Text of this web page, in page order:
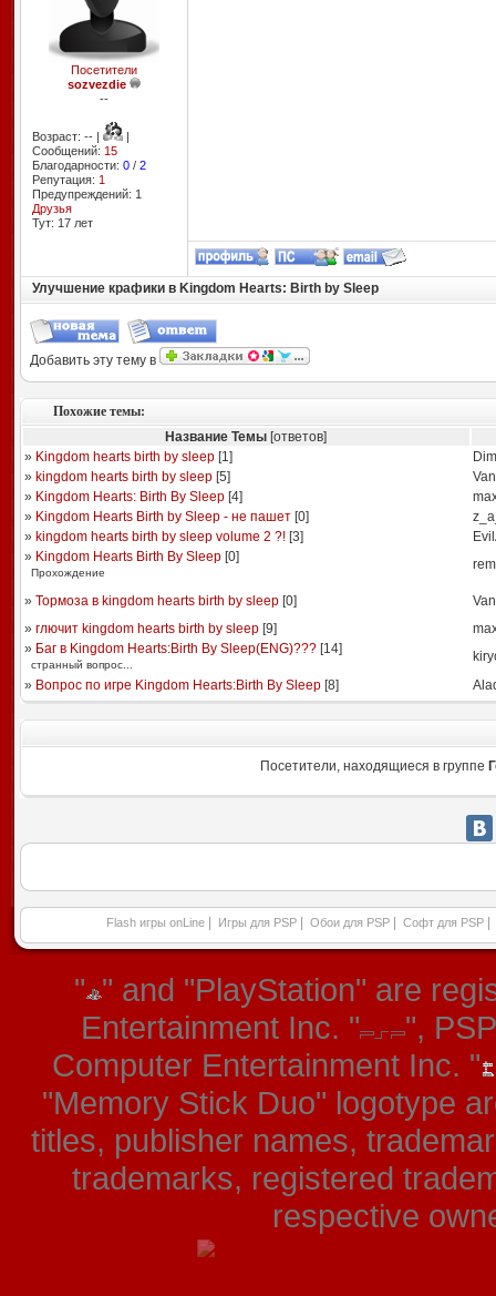
Посетители
sozvezdie
--
Возраст: -- |
|
Сообщений: 15
Благодарности: 0/ 2
Репутация: 1
Предупреждений: 1
Друзья
Тут: 17 лет
Улучшение крафики в Kingdom Hearts: Birth by Sleep
Добавить эту тему в
Похожие темы:
Название Темы [ответов]
» Kingdom hearts birth by sleep[1]
» kingdom hearts birth by sleep[5]
» Kingdom Hearts: Birth By Sleep[4]
» Kingdom Hearts Birth by Sleep - не пашет[0]
» kingdom hearts birth by sleep volume 2 ?![3]
» Kingdom Hearts Birth By Sleep[0]
Прохождение
» Тормоза в kingdom hearts birth by sleep[0]
» глючит kingdom hearts birth by sleep[9]
» Баг в Kingdom Hearts:Birth By Sleep(ENG)???[14]
странный вопрос...
» Вопрос по игре Kingdom Hearts:Birth By Sleep[8]
Посетители, находящиеся в группе
Flash игры onLine Игры для PSP Обои для PSP Софт для PSP
" " and "PlayStation" are
Entertainment Inc. "
",
Computer Entertainment Inc. "
"Memory Stick Duo" logotype
titles, publisher names,
trademarks, registered
respective